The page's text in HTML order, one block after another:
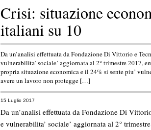
Crisi: situazione
italiani su 10
Da un’analisi effettuata da Fondazione Di Vittorio e
vulnerabilita’ sociale’ aggiornata al 2° trimestre 2017,
propria situazione economica e il 24% si sente piu’
avere un lavoro non protegge […]
15 Luglio 2017
Da un’analisi effettuata da Fondazione Di
e vulnerabilita’ sociale’ aggiornata al 2°